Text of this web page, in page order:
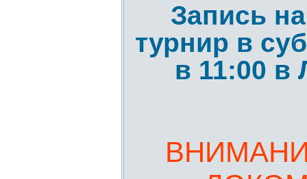
Запись
турнир в
в 11:00